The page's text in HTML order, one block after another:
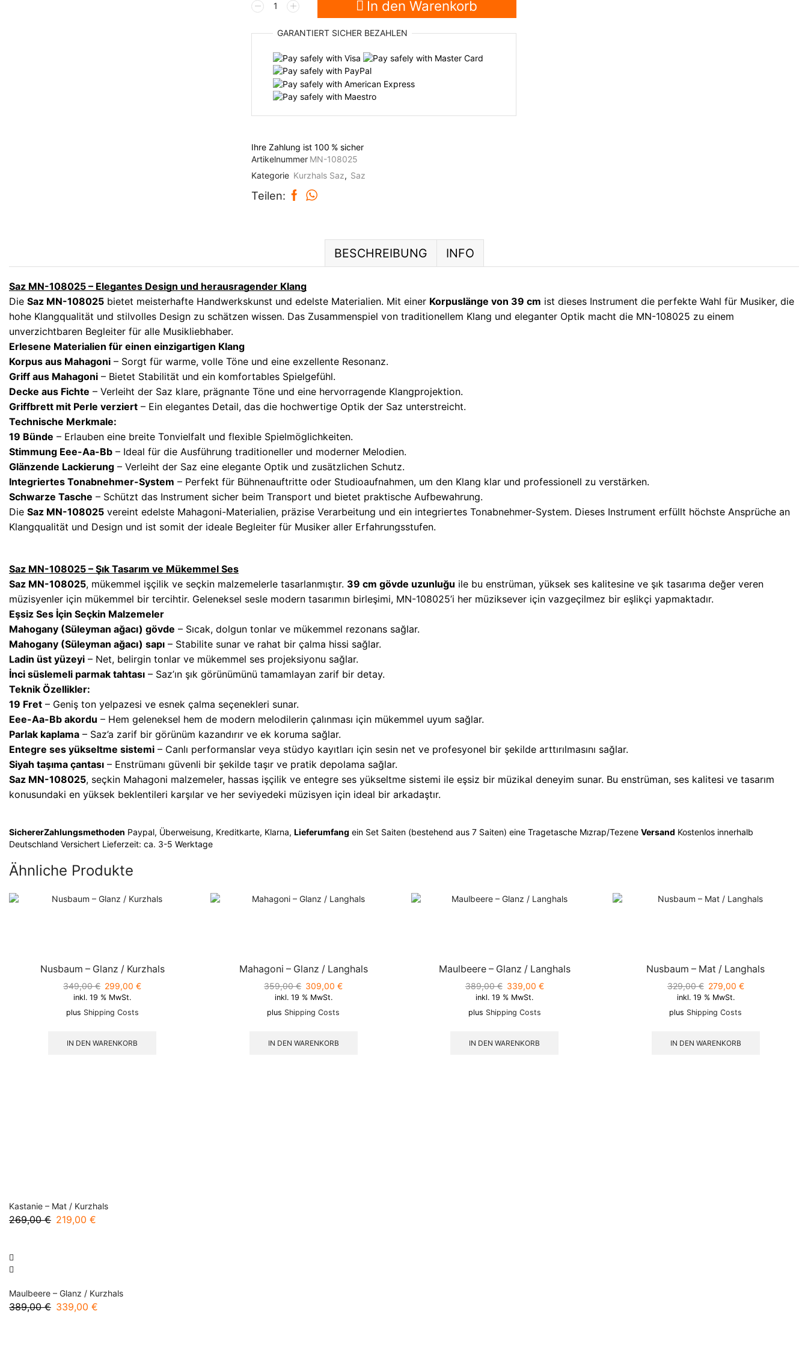
339,00 €289,00 €.
Mahagoni
Kurzhals
Menge
In den Warenkorb
GARANTIERT SICHER BEZAHLEN
Ihre Zahlung ist100 % sicher
Artikelnummer MN-108025
Kategorie Kurzhals Saz, Saz
Teilen:
BESCHREIBUNG INFO
Saz MN-108025 – Elegantes Design und herausragender Klang
Die Saz MN-108025 bietet meisterhafte Handwerkskunst und edelste Materialien. Mit einer Korpuslänge von 39 cm ist dieses Instrument die perfekte Wahl für Musiker, die
hohe Klangqualität und stilvolles Design zu schätzen wissen. Das Zusammenspiel von traditionellem Klang und eleganter Optik macht die MN-108025 zu einem
unverzichtbaren Begleiter für alle Musikliebhaber.
Erlesene Materialien für einen einzigartigen Klang
Korpus aus Mahagoni – Sorgt für warme, volle Töne und eine exzellente Resonanz.
Griff aus Mahagoni – Bietet Stabilität und ein komfortables Spielgefühl.
Decke aus Fichte – Verleiht der Saz klare, prägnante Töne und eine hervorragende Klangprojektion.
Griffbrett mit Perle verziert – Ein elegantes Detail, das die hochwertige Optik der Saz unterstreicht.
Technische Merkmale:
19 Bünde – Erlauben eine breite Tonvielfalt und flexible Spielmöglichkeiten.
Stimmung Eee-Aa-Bb – Ideal für die Ausführung traditioneller und moderner Melodien.
Glänzende Lackierung – Verleiht der Saz eine elegante Optik und zusätzlichen Schutz.
Integriertes Tonabnehmer-System – Perfekt für Bühnenauftritte oder Studioaufnahmen, um den Klang klar und professionell zu verstärken.
Schwarze Tasche – Schützt das Instrument sicher beim Transport und bietet praktische Aufbewahrung.
Die Saz MN-108025 vereint edelste Mahagoni-Materialien, präzise Verarbeitung und ein integriertes Tonabnehmer-System. Dieses Instrument erfüllt höchste Ansprüche an
Klangqualität und Design und ist somit der ideale Begleiter für Musiker aller Erfahrungsstufen.
Saz MN-108025 – Şık Tasarım ve Mükemmel Ses
Saz MN-108025, mükemmel işçilik ve seçkin malzemelerle tasarlanmıştır. 39 cm gövde uzunluğu ile bu enstrüman, yüksek ses kalitesine ve şık tasarıma değer veren
müzisyenler için mükemmel bir tercihtir. Geleneksel sesle modern tasarımın birleşimi, MN-108025’i her müziksever için vazgeçilmez bir eşlikçi yapmaktadır.
Eşsiz Ses İçin Seçkin Malzemeler
Mahogany (Süleyman ağacı) gövde – Sıcak, dolgun tonlar ve mükemmel rezonans sağlar.
Mahogany (Süleyman ağacı) sapı – Stabilite sunar ve rahat bir çalma hissi sağlar.
Ladin üst yüzeyi – Net, belirgin tonlar ve mükemmel ses projeksiyonu sağlar.
İnci süslemeli parmak tahtası – Saz’ın şık görünümünü tamamlayan zarif bir detay.
Teknik Özellikler:
19 Fret – Geniş ton yelpazesi ve esnek çalma seçenekleri sunar.
Eee-Aa-Bb akordu – Hem geleneksel hem de modern melodilerin çalınması için mükemmel uyum sağlar.
Parlak kaplama – Saz’a zarif bir görünüm kazandırır ve ek koruma sağlar.
Entegre ses yükseltme sistemi – Canlı performanslar veya stüdyo kayıtları için sesin net ve profesyonel bir şekilde arttırılmasını sağlar.
Siyah taşıma çantası – Enstrümanı güvenli bir şekilde taşır ve pratik depolama sağlar.
Saz MN-108025, seçkin Mahagoni malzemeler, hassas işçilik ve entegre ses yükseltme sistemi ile eşsiz bir müzikal deneyim sunar. Bu enstrüman, ses kalitesi ve tasarım
konusundaki en yüksek beklentileri karşılar ve her seviyedeki müzisyen için ideal bir arkadaştır.
SichererZahlungsmethoden Paypal, Überweisung, Kreditkarte, Klarna, Lieferumfang ein Set Saiten (bestehend aus 7 Saiten) eine Tragetasche Mızrap/Tezene Versand Kostenlos innerhalb
Deutschland Versichert Lieferzeit: ca. 3-5 Werktage
Ähnliche Produkte
Nusbaum – Glanz / Kurzhals
349,00€ Ursprünglicher
Preis
war:
299,00€
inkl. 19 % MwSt.
plus Shipping Costs
IN DEN WARENKORB
Mahagoni – Glanz / Langhals
359,00€ Ursprünglicher
Preis
war:
309,00€
inkl. 19 % MwSt.
plus Shipping Costs
IN DEN WARENKORB
Maulbeere – Glanz / Langhals
389,00€ Ursprünglicher
Preis
war:
339,00 €Aktueller
inkl. 19 % MwSt.
plus Shipping Costs
IN DEN WARENKORB
Nusbaum – Mat / Langhals
329,00€ Ursprünglicher
Preis
war:
279,00 €Aktueller
inkl. 19 % MwSt.
plus Shipping Costs
IN DEN WARENKORB
Kastanie – Mat / Kurzhals
269,00€ Ursprünglicher
219,00 €
Maulbeere – Glanz / Kurzhals
389,00€ Ursprünglicher
339,00 €